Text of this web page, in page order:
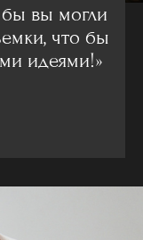
вы могли
что бы
идеями!»